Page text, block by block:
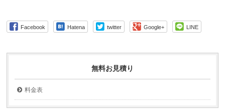
Facebook Hatena twitter Google+ LINE
無料お見積り
料金表